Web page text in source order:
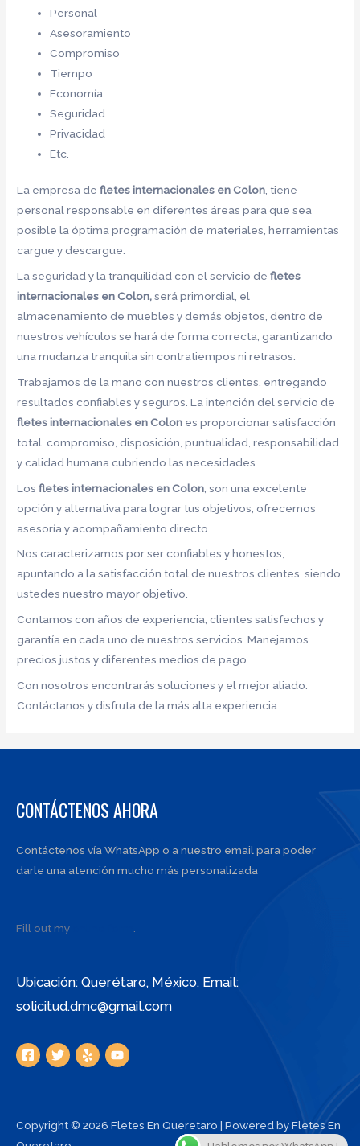
Personal
Asesoramiento
Compromiso
Tiempo
Economía
Seguridad
Privacidad
Etc.
La empresa defletes internacionales en Colon , tiene
personal responsable en diferentes áreas para que sea
posible la óptima programación de materiales, herramientas
cargue y descargue.
La seguridad y la tranquilidad con el servicio defletes
internacionales en Colon,será primordial, el
almacenamiento de muebles y demás objetos, dentro de
nuestros vehículos se hará de forma correcta, garantizando
una mudanza tranquila sin contratiempos ni retrasos.
Trabajamos de la mano con nuestros clientes, entregando
resultados confiables y seguros. La intención del servicio de
fletes internacionales en Colon es proporcionar satisfacción
total, compromiso, disposición, puntualidad, responsabilidad
y calidad humana cubriendo las necesidades.
Losfletes internacionales en Colon , son una excelente
opción y alternativa para lograr tus objetivos, ofrecemos
asesoría y acompañamiento directo.
Nos caracterizamos por ser confiables y honestos,
apuntando a la satisfacción total de nuestros clientes, siendo
ustedes nuestro mayor objetivo.
Contamos con años de experiencia, clientes satisfechos y
garantía en cada uno de nuestros servicios. Manejamos
precios justos y diferentes medios de pago.
Con nosotros encontrarás soluciones y el mejor aliado.
Contáctanos y disfruta de la más alta experiencia.
CONTÁCTENOS AHORA
Contáctenos vía WhatsApp o a nuestro email para poder
darle una atención mucho más personalizada
Fill out my
Ubicación: Querétaro, México. Email:
solicitud.dmc@gmail.com
Copyright © 2026 Fletes En Queretaro | Powered by Fletes En